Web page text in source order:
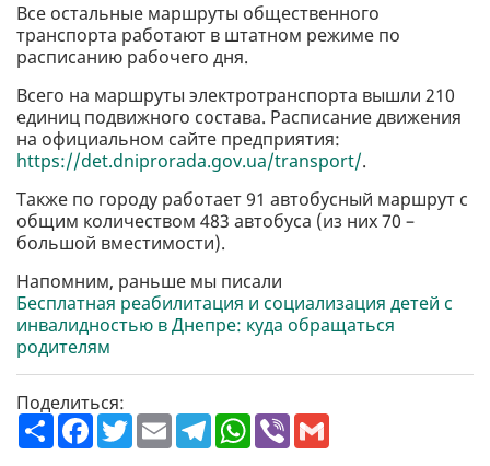
Все остальные маршруты общественного
транспорта работают в штатном режиме по
расписанию рабочего дня.
Всего на маршруты электротранспорта вышли 210
единиц подвижного состава. Расписание движения
на официальном сайте предприятия:
https://det.dniprorada.gov.ua/transport/.
Также по городу работает 91 автобусный маршрут с
общим количеством 483 автобуса (из них 70 –
большой вместимости).
Напомним, раньше мы писали
Бесплатная реабилитация и социализация детей с
инвалидностью в Днепре: куда обращаться
родителям
Поделиться:
П
о
F
a
T
w
E
m
T
e
W
h
V